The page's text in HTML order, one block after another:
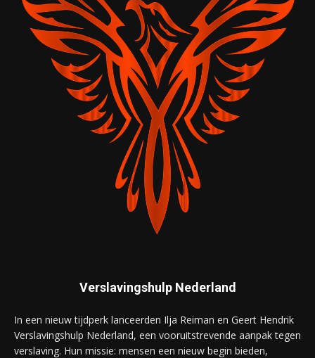
Verslavingshulp Nederland
In een nieuw tijdperk lanceerden Ilja Reiman en Geert Hendrik
Verslavingshulp Nederland, een vooruitstrevende aanpak tegen
verslaving. Hun missie: mensen een nieuw begin bieden,